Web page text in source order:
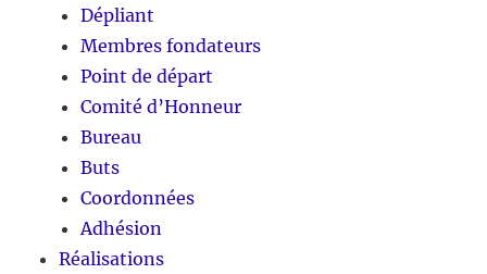
Dépliant
Membres fondateurs
Point de départ
Comité d’Honneur
Bureau
Buts
Coordonnées
Adhésion
Réalisations